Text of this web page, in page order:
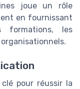
joue un rôle
en fournissant
formations, les
pour réussir la